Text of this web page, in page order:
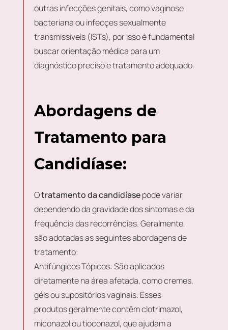
outras infecções genitais, como vaginose
bacteriana ou infecçes sexualmente
transmissíveis (ISTs), por isso é fundamental
buscar orientação médica para um
diagnóstico preciso e tratamento adequado.
Abordagens de
Tratamento para
Candidíase:
Otratamento da candidíasepode variar
dependendo da gravidade dos sintomas e da
frequência das recorrências. Geralmente,
são adotadas as seguintes abordagens de
tratamento:
Antifúngicos Tópicos: São aplicados
diretamente na área afetada, como cremes,
géis ou supositórios vaginais. Esses
produtos geralmente contêm clotrimazol,
miconazol ou tioconazol, que ajudam a